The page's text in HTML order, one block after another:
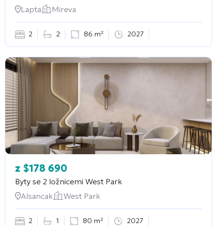
Lapta
Mireva
2 2 86 m² 2027
z $178 690
Byty se 2 ložnicemi West Park
Alsancak
West Park
2 1 80 m² 2027